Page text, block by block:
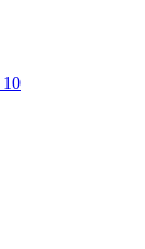
10